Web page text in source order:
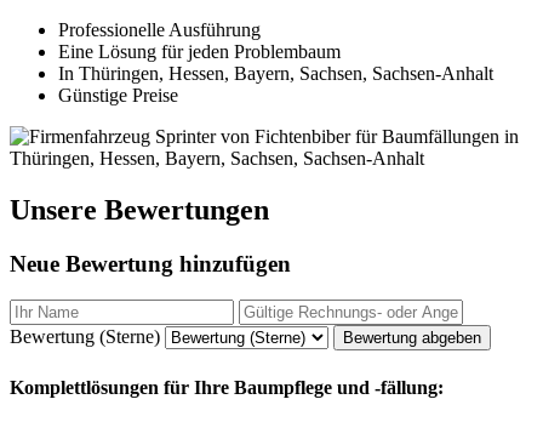
Professionelle Ausführung
Eine Lösung für jeden Problembaum
In Thüringen, Hessen, Bayern, Sachsen, Sachsen-Anhalt
Günstige Preise
Unsere Bewertungen
Neue Bewertung hinzufügen
Bewertung (Sterne) Bewertung abgeben
Komplettlösungen für Ihre Baumpflege und -fällung: